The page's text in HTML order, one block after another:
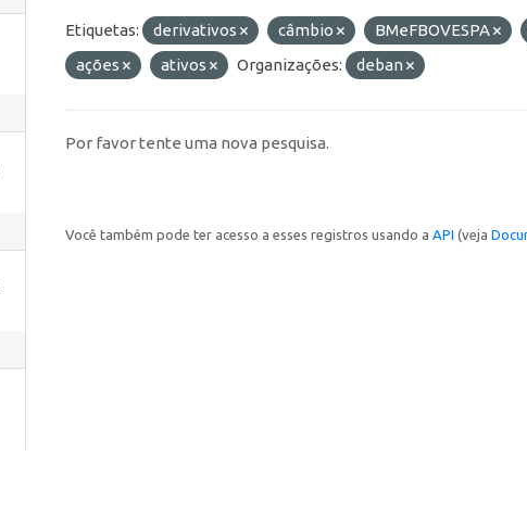
Etiquetas: derivativos câmbio BMeFBOVESPA
ações
ativos Organizações: deban
Por favor tente uma nova pesquisa.
Você também pode ter acesso a esses registros usando a API (veja